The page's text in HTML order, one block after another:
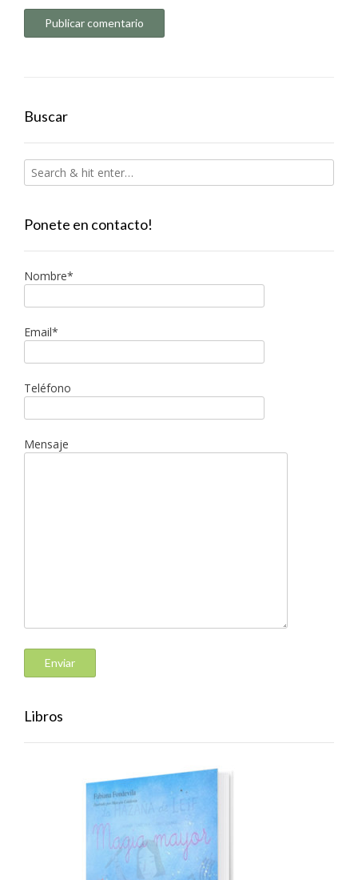
Buscar
Ponete en contacto!
Nombre*
Email*
Teléfono
Mensaje
Libros